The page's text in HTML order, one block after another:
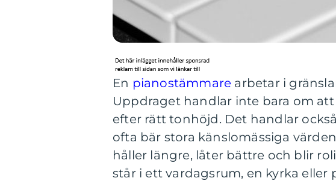
En pianostämmare arbetar i
Uppdraget handlar inte bara om
efter rätt tonhöjd. Det handlar
ofta bär stora känslomässiga
håller längre, låter bättre och blir
står i ett vardagsrum, en kyrka eller